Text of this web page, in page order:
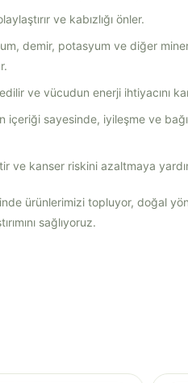
ve kabızlığı önler.
demir, potasyum ve diğer
ve vücudun enerji ihtiyacını
içeriği sayesinde, iyileşme ve
ve kanser riskini azaltmaya
ürünlerimizi topluyor, doğal
sağlıyoruz.